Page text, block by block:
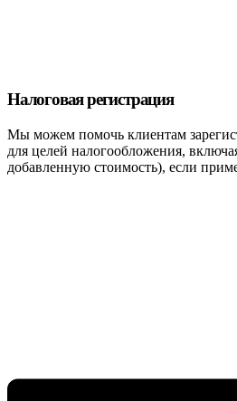
Налоговая регистрация
Мы можем помочь клиентам
для целей налогообложения,
добавленную стоимость), если